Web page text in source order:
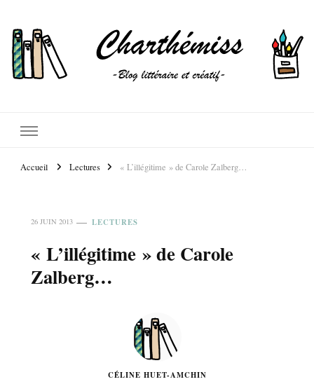
Accueil Lectures « L’illégitime » de Carole Zalberg…
26 JUIN 2013 LECTURES
« L’illégitime » de Carole
Zalberg…
CÉLINE HUET-AMCHIN